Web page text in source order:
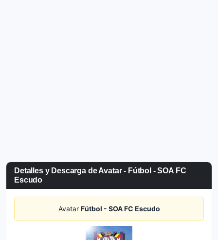
Detalles y Descarga de Avatar - Fútbol - SOA FC
Escudo
Avatar Fútbol - SOA FC Escudo